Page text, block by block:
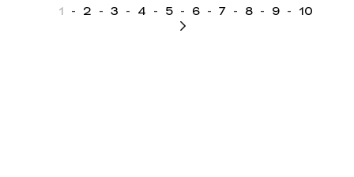
1 - 2 - 3 - 4 - 5 - 6 - 7 - 8 - 9 - 10